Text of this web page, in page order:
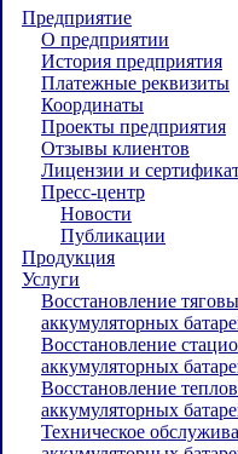
Предприятие
О предприятии
История предприятия
Платежные реквизиты
Координаты
Проекты предприятия
Отзывы клиентов
Лицензии и
Пресс-центр
Новости
Публикации
Продукция
Услуги
Восстановление
аккумуляторных
Восстановление
аккумуляторных
Восстановление
аккумуляторных
Техническое